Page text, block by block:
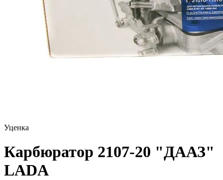
Уценка
Карбюратор 2107-20 "ДААЗ"
LADA